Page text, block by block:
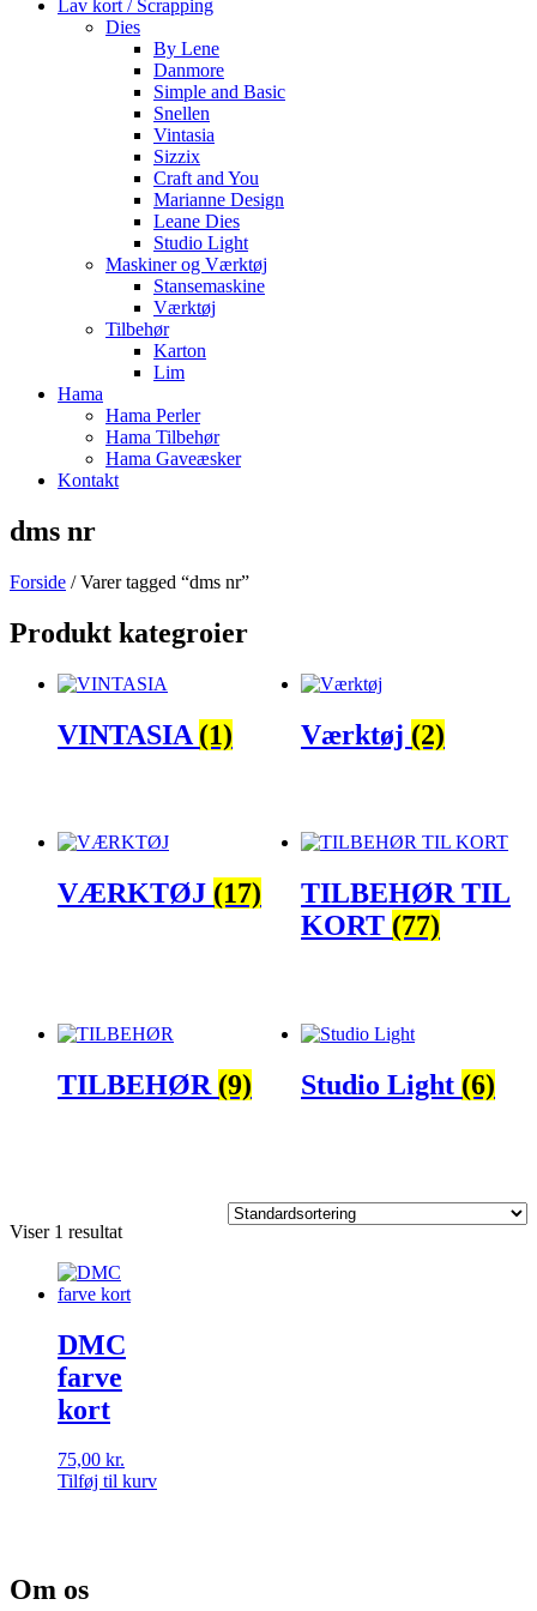
Lav kort / Scrapping
Dies
By Lene
Danmore
Simple and Basic
Snellen
Vintasia
Sizzix
Craft and You
Marianne Design
Leane Dies
Studio Light
Maskiner og Værktøj
Stansemaskine
Værktøj
Tilbehør
Karton
Lim
Hama
Hama Perler
Hama Tilbehør
Hama Gaveæsker
Kontakt
dms nr
Forside / Varer tagged “dms nr”
Produkt kategroier
VINTASIA (1) Værktøj (2)
VÆRKTØJ (17)
TILBEHØR TIL
KORT (77)
TILBEHØR (9) Studio Light (6)
Viser 1 resultat
DMC
farve
kort
75,00 kr.
Tilføj til kurv
Om os